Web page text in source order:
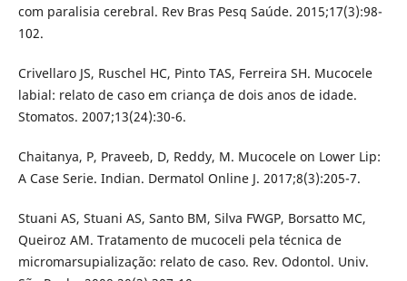
com paralisia cerebral. Rev Bras Pesq Saúde. 2015;17(3):98-
102.
Crivellaro JS, Ruschel HC, Pinto TAS, Ferreira SH. Mucocele
labial: relato de caso em criança de dois anos de idade.
Stomatos. 2007;13(24):30-6.
Chaitanya, P, Praveeb, D, Reddy, M. Mucocele on Lower Lip:
A Case Serie. Indian. Dermatol Online J. 2017;8(3):205-7.
Stuani AS, Stuani AS, Santo BM, Silva FWGP, Borsatto MC,
Queiroz AM. Tratamento de mucoceli pela técnica de
micromarsupialização: relato de caso. Rev. Odontol. Univ.